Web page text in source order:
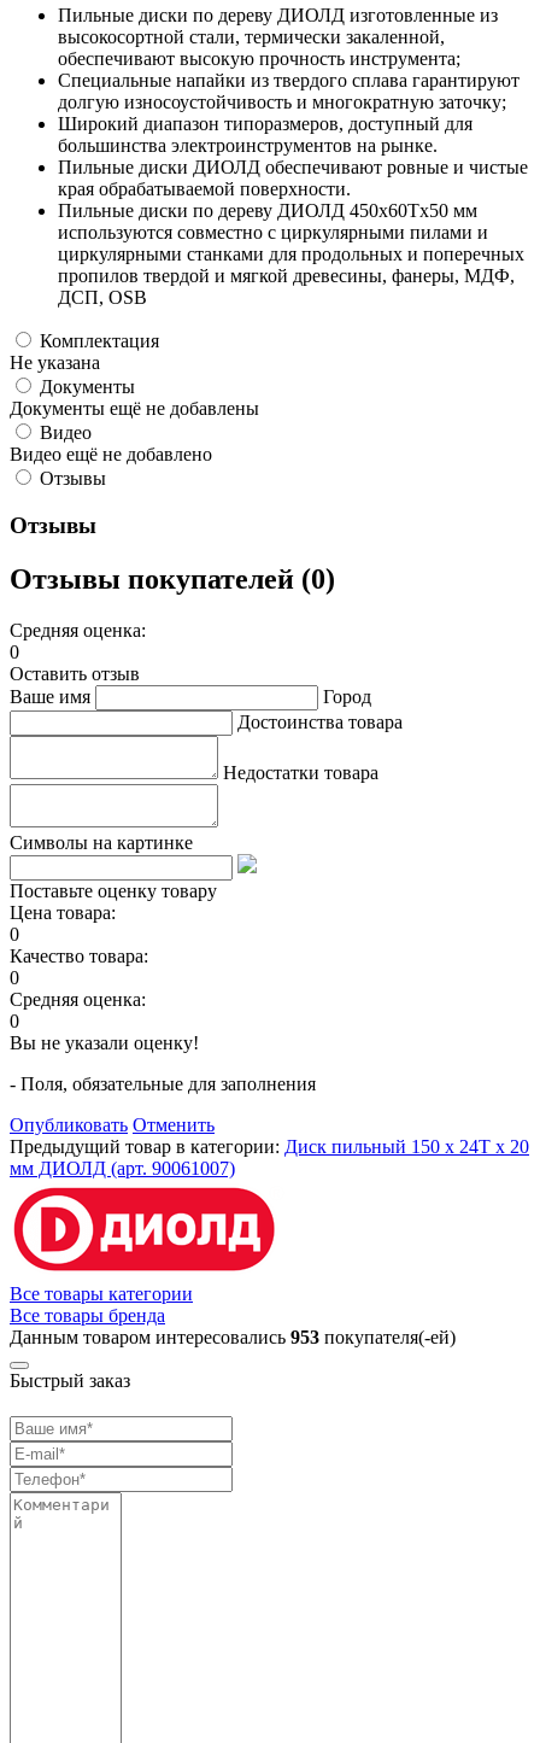
Пильные диски по дереву ДИОЛД изготовленные из
высокосортной стали, термически закаленной,
обеспечивают высокую прочность инструмента;
Специальные напайки из твердого сплава гарантируют
долгую износоустойчивость и многократную заточку;
Широкий диапазон типоразмеров, доступный для
большинства электроинструментов на рынке.
Пильные диски ДИОЛД обеспечивают ровные и чистые
края обрабатываемой поверхности.
Пильные диски по дереву ДИОЛД 450x60Tx50 мм
используются совместно с циркулярными пилами и
циркулярными станками для продольных и поперечных
пропилов твердой и мягкой древесины, фанеры, МДФ,
ДСП, OSB
Комплектация
Не указана
Документы
Документы ещё не добавлены
Видео
Видео ещё не добавлено
Отзывы
Отзывы
Отзывы покупателей (0)
Средняя оценка:
0
Оставить отзыв
Ваше имя
Город
Достоинства товара
Недостатки товара
Символы на картинке
Поставьте оценку товару
Цена товара:
0
Качество товара:
0
Средняя оценка:
0
Вы не указали оценку!
- Поля, обязательные для заполнения
Опубликовать Отменить
Предыдущий товар в категории: Диск пильный 150 х 24Т х 20
мм ДИОЛД (арт. 90061007)
Все товары категории
Все товары бренда
Данным товаром интересовались 953 покупателя(-ей)
Быстрый заказ